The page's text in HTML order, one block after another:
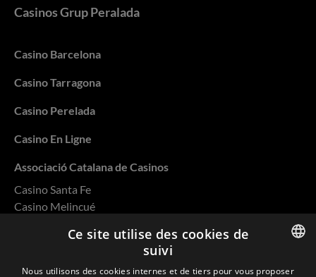
Casinos Grup Peralada
Casino Barcelona
Casino Tarragona
Casino Perelada
Casino En Ligne
Associació Catalana de Casinos
Casino Santa Fe
Casino Melincué
Casino Rivera
ENGLISH
Ce site utilise des cookies de
suivi
Nous utilisons des cookies internes et de tiers pour vous proposer